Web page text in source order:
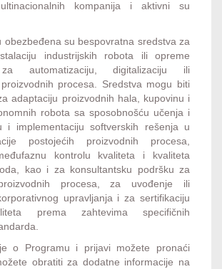
kompanija i aktivni su
obezbeđena su bespovratna sredstva za
industrijskih robota ili opreme
automatizaciju, digitalizaciju ili
procesa. Sredstva mogu biti
adaptaciju proizvodnih hala, kupovinu i
robota sa sposobnošću učenja i
i implementaciju softverskih rešenja u
postojećih proizvodnih procesa,
kontrolu kvaliteta i kvaliteta
kao i za konsultantsku podršku za
procesa, za uvođenje ili
upravljanja i za sertifikaciju
prema zahtevima specifičnih
o Programu i prijavi možete pronaći
obratiti za dodatne informacije na